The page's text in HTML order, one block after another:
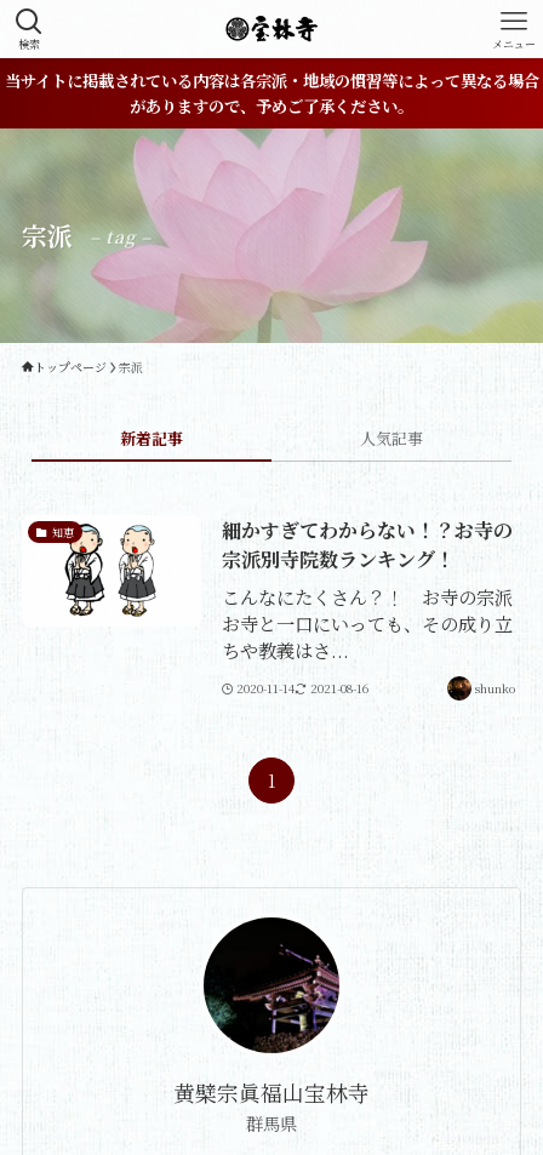
検索 メニュー
当サイトに掲載されている内容は各宗派・地域の慣習等によって異なる場合
がありますので、予めご了承ください。
宗派 – tag –
トップページ 宗派
新着記事 人気記事
知恵
細かすぎてわからない！？お寺の
宗派別寺院数ランキング！
こんなにたくさん？！ お寺の宗派
お寺と一口にいっても、その成り立
ちや教義はさ...
2020-11-14 2021-08-16 shunko
1
黄檗宗眞福山宝林寺
群馬県